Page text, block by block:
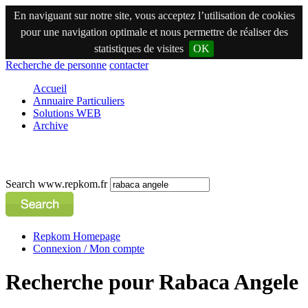
En naviguant sur notre site, vous acceptez l’utilisation de cookies
pour une navigation optimale et nous permettre de réaliser des
statistiques de visites
OK
Recherche de personne contacter
Accueil
Annuaire Particuliers
Solutions WEB
Archive
Search www.repkom.fr
Repkom Homepage
Connexion / Mon compte
Recherche pour Rabaca Angele